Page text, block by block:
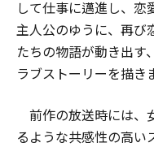
して仕事に邁進し、恋
主人公のゆうに、再び
たちの物語が動き出す
ラブストーリーを描き
前作の放送時には、
るような共感性の高い